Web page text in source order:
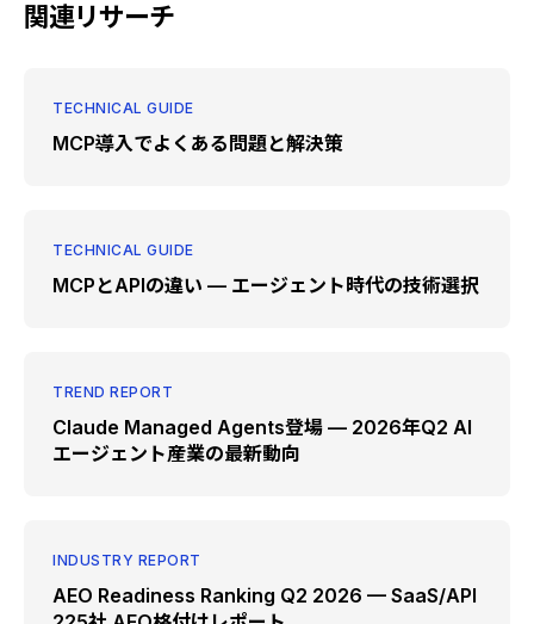
関連リサーチ
TECHNICAL GUIDE
MCP導入でよくある問題と解決策
TECHNICAL GUIDE
MCPとAPIの違い — エージェント時代の技術選択
TREND REPORT
Claude Managed Agents登場 — 2026年Q2 AI
エージェント産業の最新動向
INDUSTRY REPORT
AEO Readiness Ranking Q2 2026 — SaaS/API